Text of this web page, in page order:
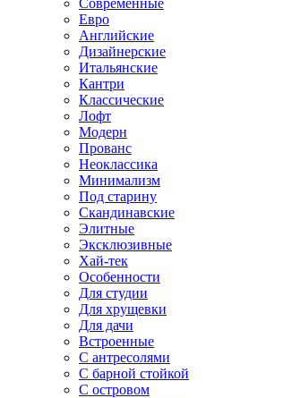
Евро
Английские
Дизайнерские
Итальянские
Кантри
Классические
Лофт
Модерн
Прованс
Неоклассика
Минимализм
Под старину
Скандинавские
Элитные
Эксклюзивные
Хай-тек
Особенности
Для студии
Для хрущевки
Для дачи
Встроенные
С антресолями
С барной стойкой
С островом